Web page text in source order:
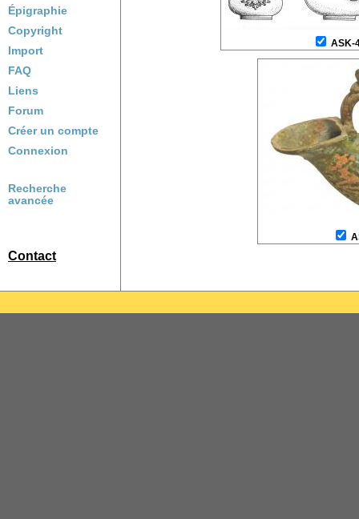
Épigraphie
Copyright
Import
FAQ
Liens
Forum
Créer un compte
Connexion
Recherche
avancée
Contact
ASK-